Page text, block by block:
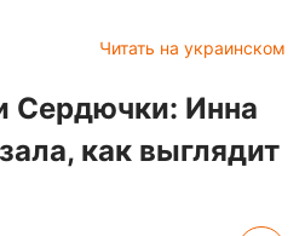
Читать на украинском
Сердючки: Инна
как выглядит